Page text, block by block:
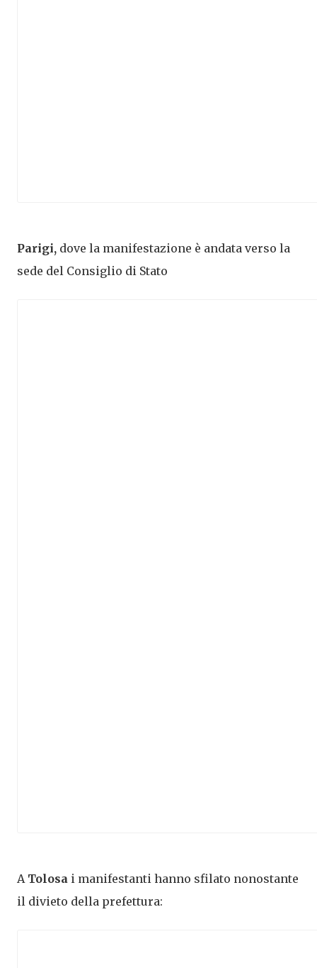
Parigi, dove la manifestazione è andata verso la
sede del Consiglio di Stato
A Tolosa i manifestanti hanno sfilato nonostante
il divieto della prefettura: